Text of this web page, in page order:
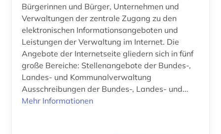
dienstleistung (3)
dienstleistungsanbieter (1)
dienstleistungssektor (2)
diplomatische vertretung (2)
dokumentation (1)
Bürgerinnen und Bürger, Unternehmen und
Verwaltungen der zentrale Zugang zu den
elektronischen Informationsangeboten und
Leistungen der Verwaltung im Internet. Die
Angebote der Internetseite gliedern sich in fünf
große Bereiche: Stellenangebote der Bundes-,
Landes- und Kommunalverwaltung
Ausschreibungen der Bundes-, Landes- und...
Mehr Informationen